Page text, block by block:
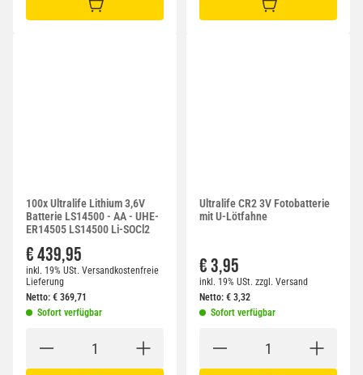
IN DEN WARENKORB IN DEN WARENKORB
100x Ultralife Lithium 3,6V
Batterie LS14500 - AA - UHE-
ER14505 LS14500 Li-SOCl2
€ 439,95
inkl. 19% USt. Versandkostenfreie
Lieferung
Netto: € 369,71
Sofort verfügbar
Ultralife CR2 3V Fotobatterie
mit U-Lötfahne
€ 3,95
inkl. 19% USt. zzgl. Versand
Netto: € 3,32
Sofort verfügbar